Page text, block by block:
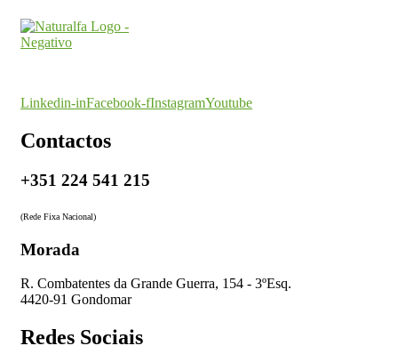
Linkedin-inFacebook-fInstagramYoutube
Contactos
+351 224 541 215
(Rede Fixa Nacional)
Morada
R. Combatentes da Grande Guerra, 154 - 3ºEsq.
4420-91 Gondomar
Redes Sociais